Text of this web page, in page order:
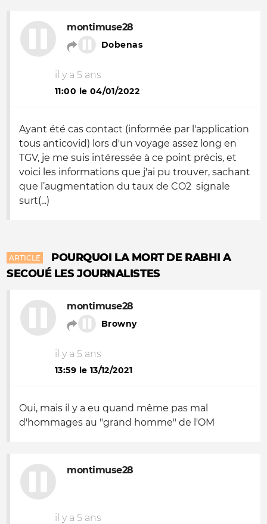
montimuse28
Dobenas
il y a 5 ans
11:00 le 04/01/2022
Ayant été cas contact (informée par l'application
tous anticovid) lors d'un voyage assez long en
TGV, je me suis intéressée à ce point précis, et
voici les informations que j'ai pu trouver, sachant
que l’augmentation du taux de CO2 signale
surt(...)
ARTICLE
POURQUOI LA MORT DE RABHI A
SECOUÉ LES JOURNALISTES
montimuse28
Browny
il y a 5 ans
13:59 le 13/12/2021
Oui, mais il y a eu quand même pas mal
d'hommages au "grand homme" de l'OM
montimuse28
il y a 5 ans